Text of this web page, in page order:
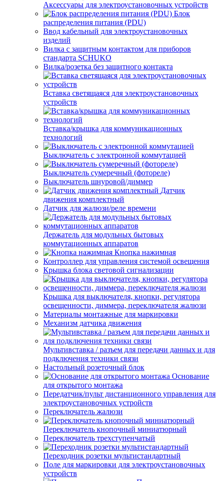
Аксессуары для электроустановочных устройств
Блок
распределения питания (PDU)
Ввод кабельный для электроустановочных
изделий
Вилка с защитным контактом для приборов
стандарта SCHUKO
Вилка/розетка без защитного контакта
Вставка светящаяся для электроустановочных
устройств
Вставка/крышка для коммуникационных
технологий
Выключатель с электронной коммутацией
Выключатель сумеречный (фотореле)
Выключатель шнуровой/диммер
Датчик
движения комплектный
Датчик для жалюзи/реле времени
Держатель для модульных бытовых
коммутационных аппаратов
Кнопка нажимная
Контроллер для управления системой освещения
Крышка блока световой сигнализации
Крышка для выключателя, кнопки, регулятора
освещенности, диммера, переключателя жалюзи
Материалы монтажные для маркировки
Механизм датчика движения
Мультивставка / разъем для передачи данных и для
подключения техники связи
Настольный розеточный блок
Основание
для открытого монтажа
Передатчик/пульт дистанционного управления для
электроустановочных устройств
Переключатель жалюзи
Переключатель кнопочный миниатюрный
Переключатель трехступенчатый
Переходник розетки мультистандартный
Поле для маркировки для электроустановочных
устройств